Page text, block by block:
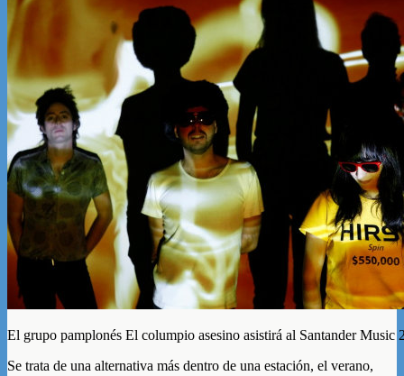
El grupo pamplonés El columpio asesino asistirá al Santander Music
Se trata de una alternativa más dentro de una estación, el verano,